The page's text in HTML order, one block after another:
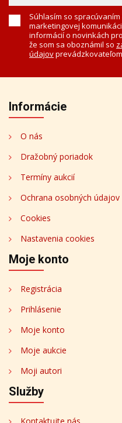
Súhlasím so
marketingovej
informácií o novinkách
že som sa oboznámil so
údajov
Informácie
O nás
Dražobný poriadok
Termíny aukcií
Ochrana osobných údajov
Cookies
Nastavenia cookies
Moje konto
Registrácia
Prihlásenie
Moje konto
Moje aukcie
Moji autori
Služby
Kontaktujte nás